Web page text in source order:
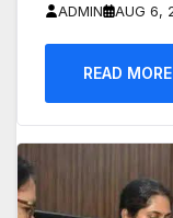
ADMIN AUG 6,
READ MORE